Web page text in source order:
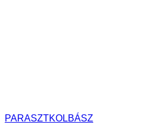
PARASZTKOLBÁSZ